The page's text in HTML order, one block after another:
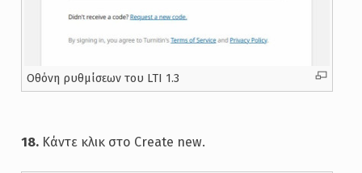
Oθόνη ρυθμίσεων του LTI 1.3
18.Κάντε κλικ στο Create new.